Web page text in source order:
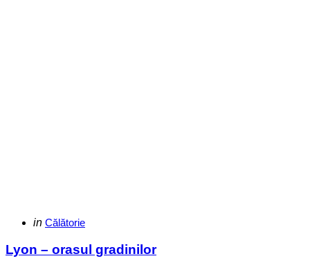
Categories
Posted
in Călătorie
Lyon – orasul gradinilor